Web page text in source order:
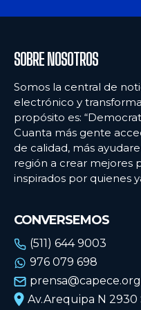
Ecommercenews
PERÚ
ARGENTINA
BOLIVIA
CHILE
ECUADOR
MÉXICO
URUGUAY
VENEZUELA
Ecommercenews
PERÚ
ARGENTINA
BOLIVIA
CHILE
ECUADOR
MÉXICO
URUGUAY
VENEZUELA
SOBRE NOSOTROS
Somos la central de
electrónico y
propósito es:
Cuanta más gente
de calidad, más
región a crear mejores
inspirados por quienes
CONVERSEMOS
(511) 644 9003
976 079 698
Av.Arequipa N 2930